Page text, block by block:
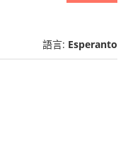
語言: Esperanto